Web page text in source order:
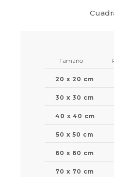
Tamaño
20 x 20 cm
30 x 30 cm
40 x 40 cm
50 x 50 cm
60 x 60 cm
70 x 70 cm